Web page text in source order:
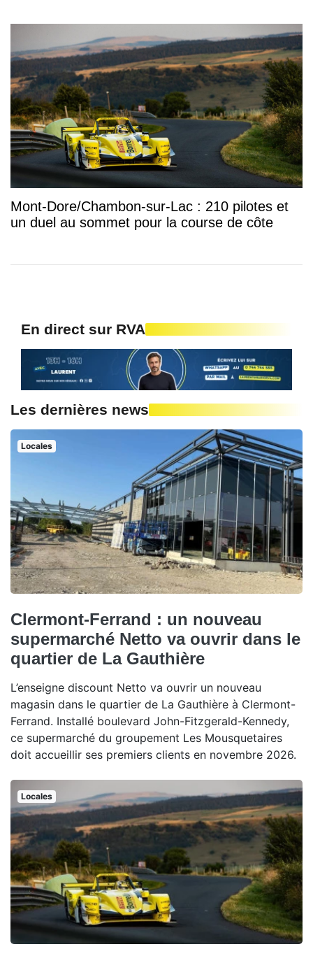
Mont-Dore/Chambon-sur-Lac : 210 pilotes et
un duel au sommet pour la course de côte
En direct sur RVA
Les dernières news
Locales
Clermont-Ferrand : un nouveau
supermarché Netto va ouvrir dans le
quartier de La Gauthière
L’enseigne discount Netto va ouvrir un nouveau
magasin dans le quartier de La Gauthière à Clermont-
Ferrand. Installé boulevard John-Fitzgerald-Kennedy,
ce supermarché du groupement Les Mousquetaires
doit accueillir ses premiers clients en novembre 2026.
Locales